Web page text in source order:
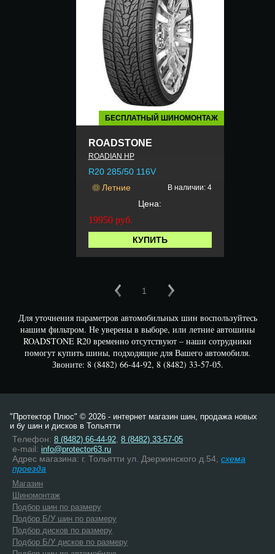
БЕСПЛАТНЫЙ ШИНОМОНТАЖ
ROADSTONE
ROADIAN HP
R20 285/50 116V
Летние
В наличии: 4
Цена:
19950 руб.
КУПИТЬ
1
Для уточнения параметров автомобильных шин воспользуйтесь
нашим фильтром. Не уверены в выборе, или летние автошины
ROADSTONE R20 временно отсутствуют – наши сотрудники
помогут купить шины, подходящие для Вашего автомобиля.
Звоните: 8 (8482) 66-44-92, 8 (8482) 33-57-05.
"Протектор Плюс" © 2026 - интернет магазин шин, продажа новых
и бу шин и дисков в Тольятти
Телефон: 8 (8482) 66-44-92 8 (8482) 33-57-05
e-mail: info@protector63.ru
Адрес магазина: г. Тольятти ул. Дзержинского д.54, схема
проезда
Магазин
Шиномонтаж
Подбор шин по размеру
Подбор Б/У шин по размеру
Подбор дисков по размеру
Подбор Б/У дисков по размеру